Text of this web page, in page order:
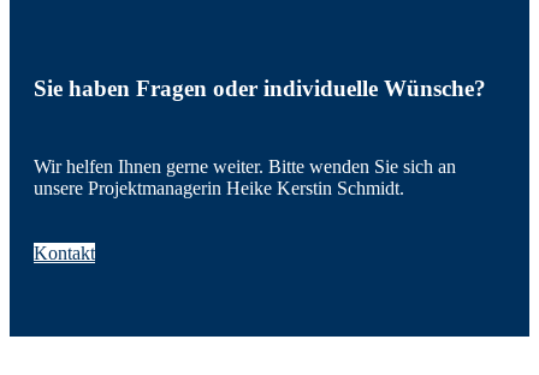
Sie haben Fragen oder individuelle Wünsche?
Wir helfen Ihnen gerne weiter. Bitte wenden Sie sich an
unsere Projektmanagerin Heike Kerstin Schmidt.
Kontakt